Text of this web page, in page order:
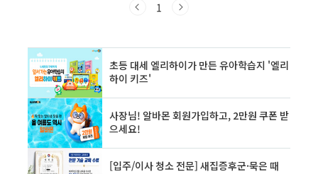
다. ✅소득 재산 신고서의 중요성을 알아보세요! 소득 재산 신고서 작성
방법 👈 소득 항목 작성 방법 소득 항목은 크게 근로소득, 사업소득, 이
자소득,..
1